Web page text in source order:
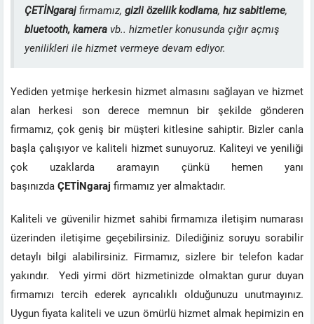
ÇETİNgaraj firmamız, gizli özellik kodlama, hız sabitleme,
bluetooth, kamera vb.. hizmetler konusunda çığır açmış
yenilikleri ile hizmet vermeye devam ediyor.
Yediden yetmişe herkesin hizmet almasını sağlayan ve hizmet
alan herkesi son derece memnun bir şekilde gönderen
firmamız, çok geniş bir müşteri kitlesine sahiptir. Bizler canla
başla çalışıyor ve kaliteli hizmet sunuyoruz. Kaliteyi ve yeniliği
çok uzaklarda aramayın çünkü hemen yanı
başınızda ÇETİNgaraj firmamız yer almaktadır.
Kaliteli ve güvenilir hizmet sahibi firmamıza iletişim numarası
üzerinden iletişime geçebilirsiniz. Dilediğiniz soruyu sorabilir
detaylı bilgi alabilirsiniz. Firmamız, sizlere bir telefon kadar
yakındır. Yedi yirmi dört hizmetinizde olmaktan gurur duyan
firmamızı tercih ederek ayrıcalıklı olduğunuzu unutmayınız.
Uygun fiyata kaliteli ve uzun ömürlü hizmet almak hepimizin en